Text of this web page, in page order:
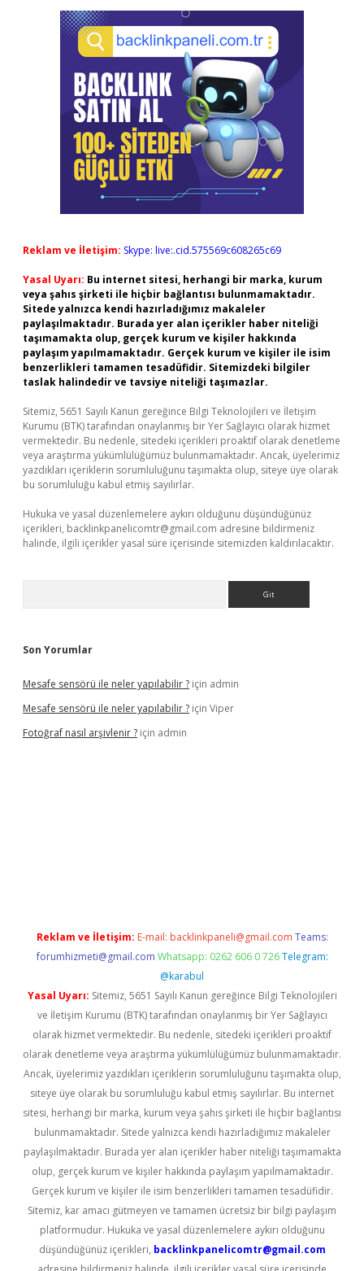
Reklam ve İletişim: Skype: live:.cid.575569c608265c69
Yasal Uyarı: Bu internet sitesi, herhangi bir marka, kurum
veya şahıs şirketi ile hiçbir bağlantısı bulunmamaktadır.
Sitede yalnızca kendi hazırladığımız makaleler
paylaşılmaktadır. Burada yer alan içerikler haber niteliği
taşımamakta olup, gerçek kurum ve kişiler hakkında
paylaşım yapılmamaktadır. Gerçek kurum ve kişiler ile isim
benzerlikleri tamamen tesadüfidir. Sitemizdeki bilgiler
taslak halindedir ve tavsiye niteliği taşımazlar.
Sitemiz, 5651 Sayılı Kanun gereğince Bilgi Teknolojileri ve İletişim
Kurumu (BTK) tarafından onaylanmış bir Yer Sağlayıcı olarak hizmet
vermektedir. Bu nedenle, sitedeki içerikleri proaktif olarak denetleme
veya araştırma yükümlülüğümüz bulunmamaktadır. Ancak, üyelerimiz
yazdıkları içeriklerin sorumluluğunu taşımakta olup, siteye üye olarak
bu sorumluluğu kabul etmiş sayılırlar.
Hukuka ve yasal düzenlemelere aykırı olduğunu düşündüğünüz
içerikleri, backlinkpanelicomtr@gmail.com adresine bildirmeniz
halinde, ilgili içerikler yasal süre içerisinde sitemizden kaldırılacaktır.
Son Yorumlar
Mesafe sensörü ile neler yapılabilir ? için admin
Mesafe sensörü ile neler yapılabilir ? için Viper
Fotoğraf nasıl arşivlenir ? için admin
Reklam ve İletişim: E-mail: backlinkpaneli@gmail.com Teams:
forumhizmeti@gmail.com Whatsapp: 0262 606 0 726 Telegram:
@karabul
Yasal Uyarı: Sitemiz, 5651 Sayılı Kanun gereğince Bilgi Teknolojileri
ve İletişim Kurumu (BTK) tarafından onaylanmış bir Yer Sağlayıcı
olarak hizmet vermektedir. Bu nedenle, sitedeki içerikleri proaktif
olarak denetleme veya araştırma yükümlülüğümüz bulunmamaktadır.
Ancak, üyelerimiz yazdıkları içeriklerin sorumluluğunu taşımakta olup,
siteye üye olarak bu sorumluluğu kabul etmiş sayılırlar. Bu internet
sitesi, herhangi bir marka, kurum veya şahıs şirketi ile hiçbir bağlantısı
bulunmamaktadır. Sitede yalnızca kendi hazırladığımız makaleler
paylaşılmaktadır. Burada yer alan içerikler haber niteliği taşımamakta
olup, gerçek kurum ve kişiler hakkında paylaşım yapılmamaktadır.
Gerçek kurum ve kişiler ile isim benzerlikleri tamamen tesadüfidir.
Sitemiz, kar amacı gütmeyen ve tamamen ücretsiz bir bilgi paylaşım
platformudur. Hukuka ve yasal düzenlemelere aykırı olduğunu
düşündüğünüz içerikleri, backlinkpanelicomtr@gmail.com